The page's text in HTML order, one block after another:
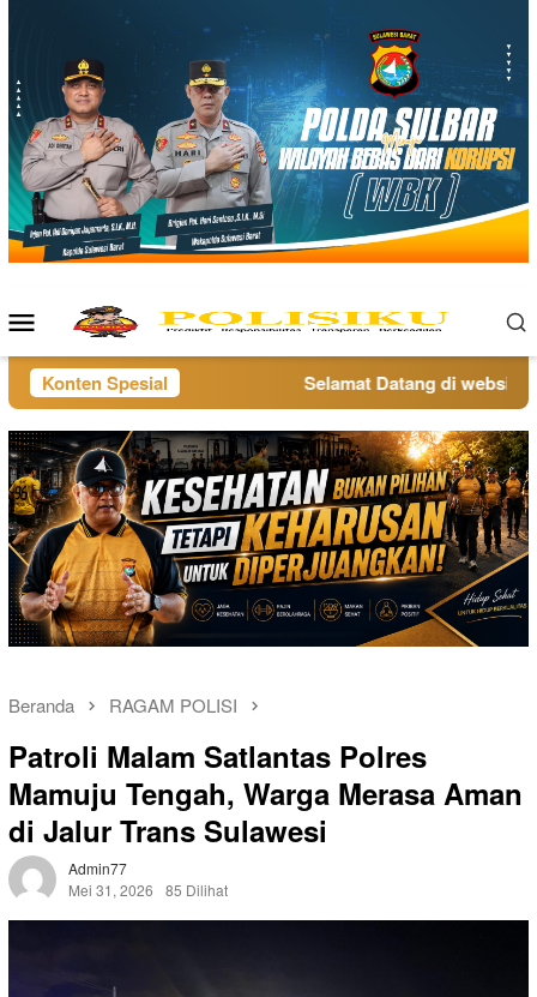
Menu
Mobile
Konten Spesial Selamat Datang di website
Beranda RAGAM POLISI
Patroli Malam Satlantas Polres
Mamuju Tengah, Warga Merasa Aman
di Jalur Trans Sulawesi
Admin77
Mei 31, 2026
85 Dilihat